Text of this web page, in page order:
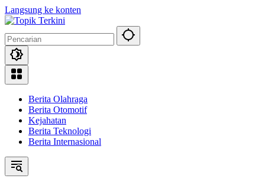
Langsung ke konten
Berita Olahraga
Berita Otomotif
Kejahatan
Berita Teknologi
Berita Internasional